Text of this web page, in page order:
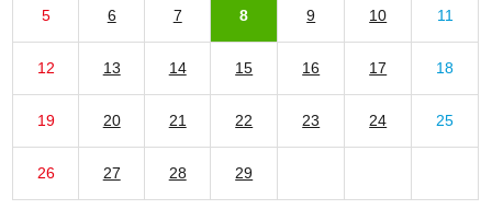
5 6 7 8 9 10 11
12 13 14 15 16 17 18
19 20 21 22 23 24 25
26 27 28 29